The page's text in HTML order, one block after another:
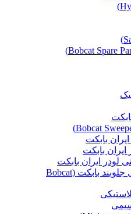
بابکت
ایران بابکت
لودر ایران بابکت
قطعات و لوازم جانبی جلوبند بابکت (Bobcat